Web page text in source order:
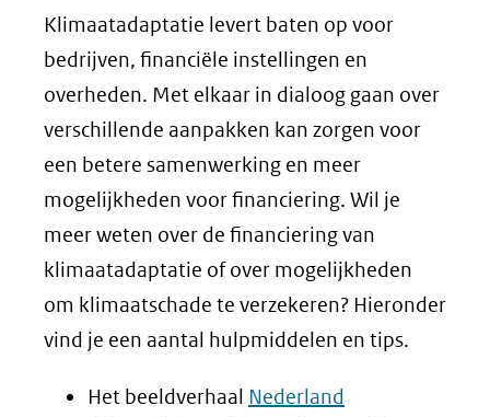
andere
website)
Klimaatadaptatie levert baten op voor
bedrijven, financiële instellingen en
overheden. Met elkaar in dialoog gaan over
verschillende aanpakken kan zorgen voor
een betere samenwerking en meer
mogelijkheden voor financiering. Wil je
meer weten over de financiering van
klimaatadaptatie of over mogelijkheden
om klimaatschade te verzekeren? Hieronder
vind je een aantal hulpmiddelen en tips.
Het beeldverhaal Nederland